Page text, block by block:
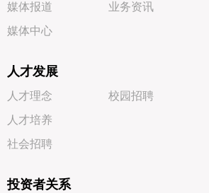
媒体报道
媒体中心
业务资讯
人才发展
人才理念
人才培养
社会招聘
校园招聘
投资者关系